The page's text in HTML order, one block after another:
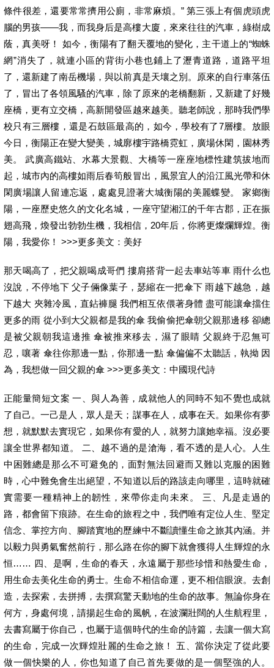
條件很差，還要常常擠用公廁，非常麻煩。” 第三張上有個虎頭虎
腦的男孩——我，而我身后是高樓大廈，來來往往的汽車，綠樹成
蔭，真美呀！ 如今，衡陽有了翻天覆地的變化，主干道上的“蜘蛛
網”消失了，就連小區的背街小巷也鋪上了瀝青道路，道路平坦
了，還新建了南岳機場，與以前真是天壤之別。原來的自行車落伍
了，冒出了各領風騷的汽車，除了原來的老橋翻新，又新建了好幾
座橋，更有立交橋，高新開發區越來越美。聽老師說，那時我們學
校只有三層樓，還是石鼓區最高的，如今，學校有了7層樓。放眼
今日，衡陽正在變大變美，城廓樓宇路橋霓虹，廣場休閑，園林秀
美。 武廣高鐵站、水幕大景觀、大橋等一座座地標性建筑拔地而
起，城市內的高樓如雨后春筍般冒出，風景宜人的沿江風光帶和休
閑廣場讓人留連忘返，處處見證著大城衡陽的美麗蝶變。 家鄉衡
陽，一座歷史悠久的文化名城，一座守望湘江的千年古郡，正在振
翅高飛，煥發出勃勃生機，我相信，20年后，你將更燦爛輝煌。衡
陽，我愛你！ >>>更多美文：美好
那天喝高了，把父親喝成哥們 摟肩搭背一起去車站等車 雨什么也
沒說，不停地下 父子倆像葉子，瑟縮在一把傘下 雨越下越急，越
下越大 夾雜冷風，直鉆褲腿 我們相互依偎著身體 盡可能讓傘擋住
更多的雨 從小到大父親都是我的傘 我偷偷把傘朝父親那邊移 卻總
是被父親朝我這邊推 傘被推來移去，濕了眼睛 父親終于忍無可
忍，嚷著 傘往你那邊一點，你那邊一點 傘偏偏不太聽話，執拗 因
為，我想做一回父親的傘 >>>更多美文：中國現代詩
正能量簡短文案 一、與人為善，成就他人的同時不知不覺也成就
了自己。一己是人，眾人是天；謀事在人，成事在天。如果你有夢
想，就默默去實現它，如果你有愛的人，就努力讓她幸福。沒必要
讓全世界都知道。 二、越不過的是滄海，看不透的是人心。人生
中困難總是那么不可避免的，面對無法回避而又難以克服的困難
時，心中難免會生出絕望，不知道以后的路該走向哪里，這時就確
實需要一種精神上的韌性，來帶你走向未來。 三、凡是走過的
路，都會留下痕跡。在生命的旅程之中，我們唯有定位人生、堅定
信念、掌控方向、腳踏實地的歷練中不斷讀懂生命之旅其內涵。并
以毅力與勇氣奮然前行，那么路在你的腳下就會獲得人生輝煌的永
恒…… 四、是啊，生命的春天，永遠屬于那些珍惜和熱愛生命，
用生命去美化生命的勇士。生命不相信命運，更不相信眼淚。去創
造，去探索，去拼搏，去撰寫驚天動地的生命的故事。無論你身在
何方，身處何境，請揚起生命的風帆，在波瀾壯闊的人生航程里，
去書寫屬于你自己，也屬于這個時代的生命的詩篇，去讓一個大寫
的生命，完成一次輝煌壯麗的生命之旅！ 五、當你決定了從此要
做一個快樂的人，你也知道了自己首先要做的是一個堅強的人。